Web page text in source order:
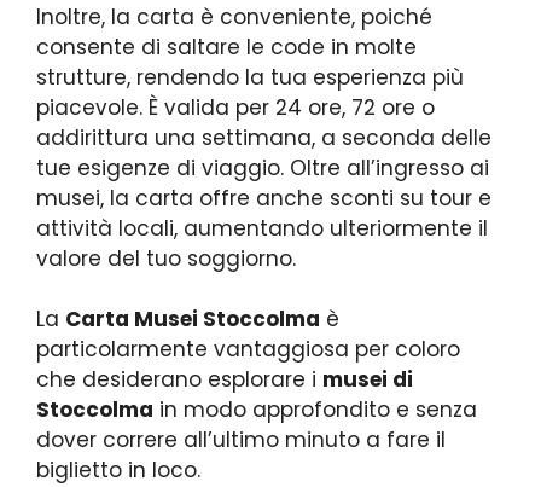
Inoltre, la carta è conveniente, poiché
consente di saltare le code in molte
strutture, rendendo la tua esperienza più
piacevole. È valida per 24 ore, 72 ore o
addirittura una settimana, a seconda delle
tue esigenze di viaggio. Oltre all’ingresso ai
musei, la carta offre anche sconti su tour e
attività locali, aumentando ulteriormente il
valore del tuo soggiorno.
La Carta Musei Stoccolma è
particolarmente vantaggiosa per coloro
che desiderano esplorare i musei di
Stoccolma in modo approfondito e senza
dover correre all’ultimo minuto a fare il
biglietto in loco.